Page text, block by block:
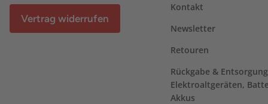
Vertrag widerrufen
Kontakt
Newsletter
Retouren
Rückgabe &
Elektroaltgeräten,
Akkus